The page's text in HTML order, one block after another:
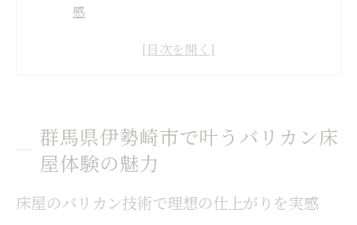
感
床屋選びで重視したいバリカン対応力とは
快適さを重視した伊勢崎市床屋選びの秘訣
床屋選びは快適なメンズカット体験から
群馬県伊勢崎市で叶うバリカン床
屋体験の魅力
床屋のバリカン技術で理想の仕上がりを実感